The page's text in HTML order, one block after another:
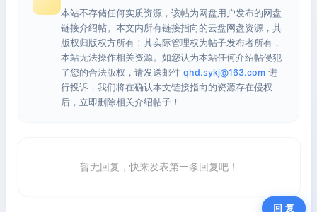
本站不存储任何实质资源，该帖为网盘用户发布的网盘
链接介绍帖。本文内所有链接指向的云盘网盘资源，其
版权归版权方所有！其实际管理权为帖子发布者所有，
本站无法操作相关资源。如您认为本站任何介绍帖侵犯
了您的合法版权，请发送邮件 qhd.sykj@163.com 进
行投诉，我们将在确认本文链接指向的资源存在侵权
后，立即删除相关介绍帖子！
暂无回复，快来发表第一条回复吧！
回 复